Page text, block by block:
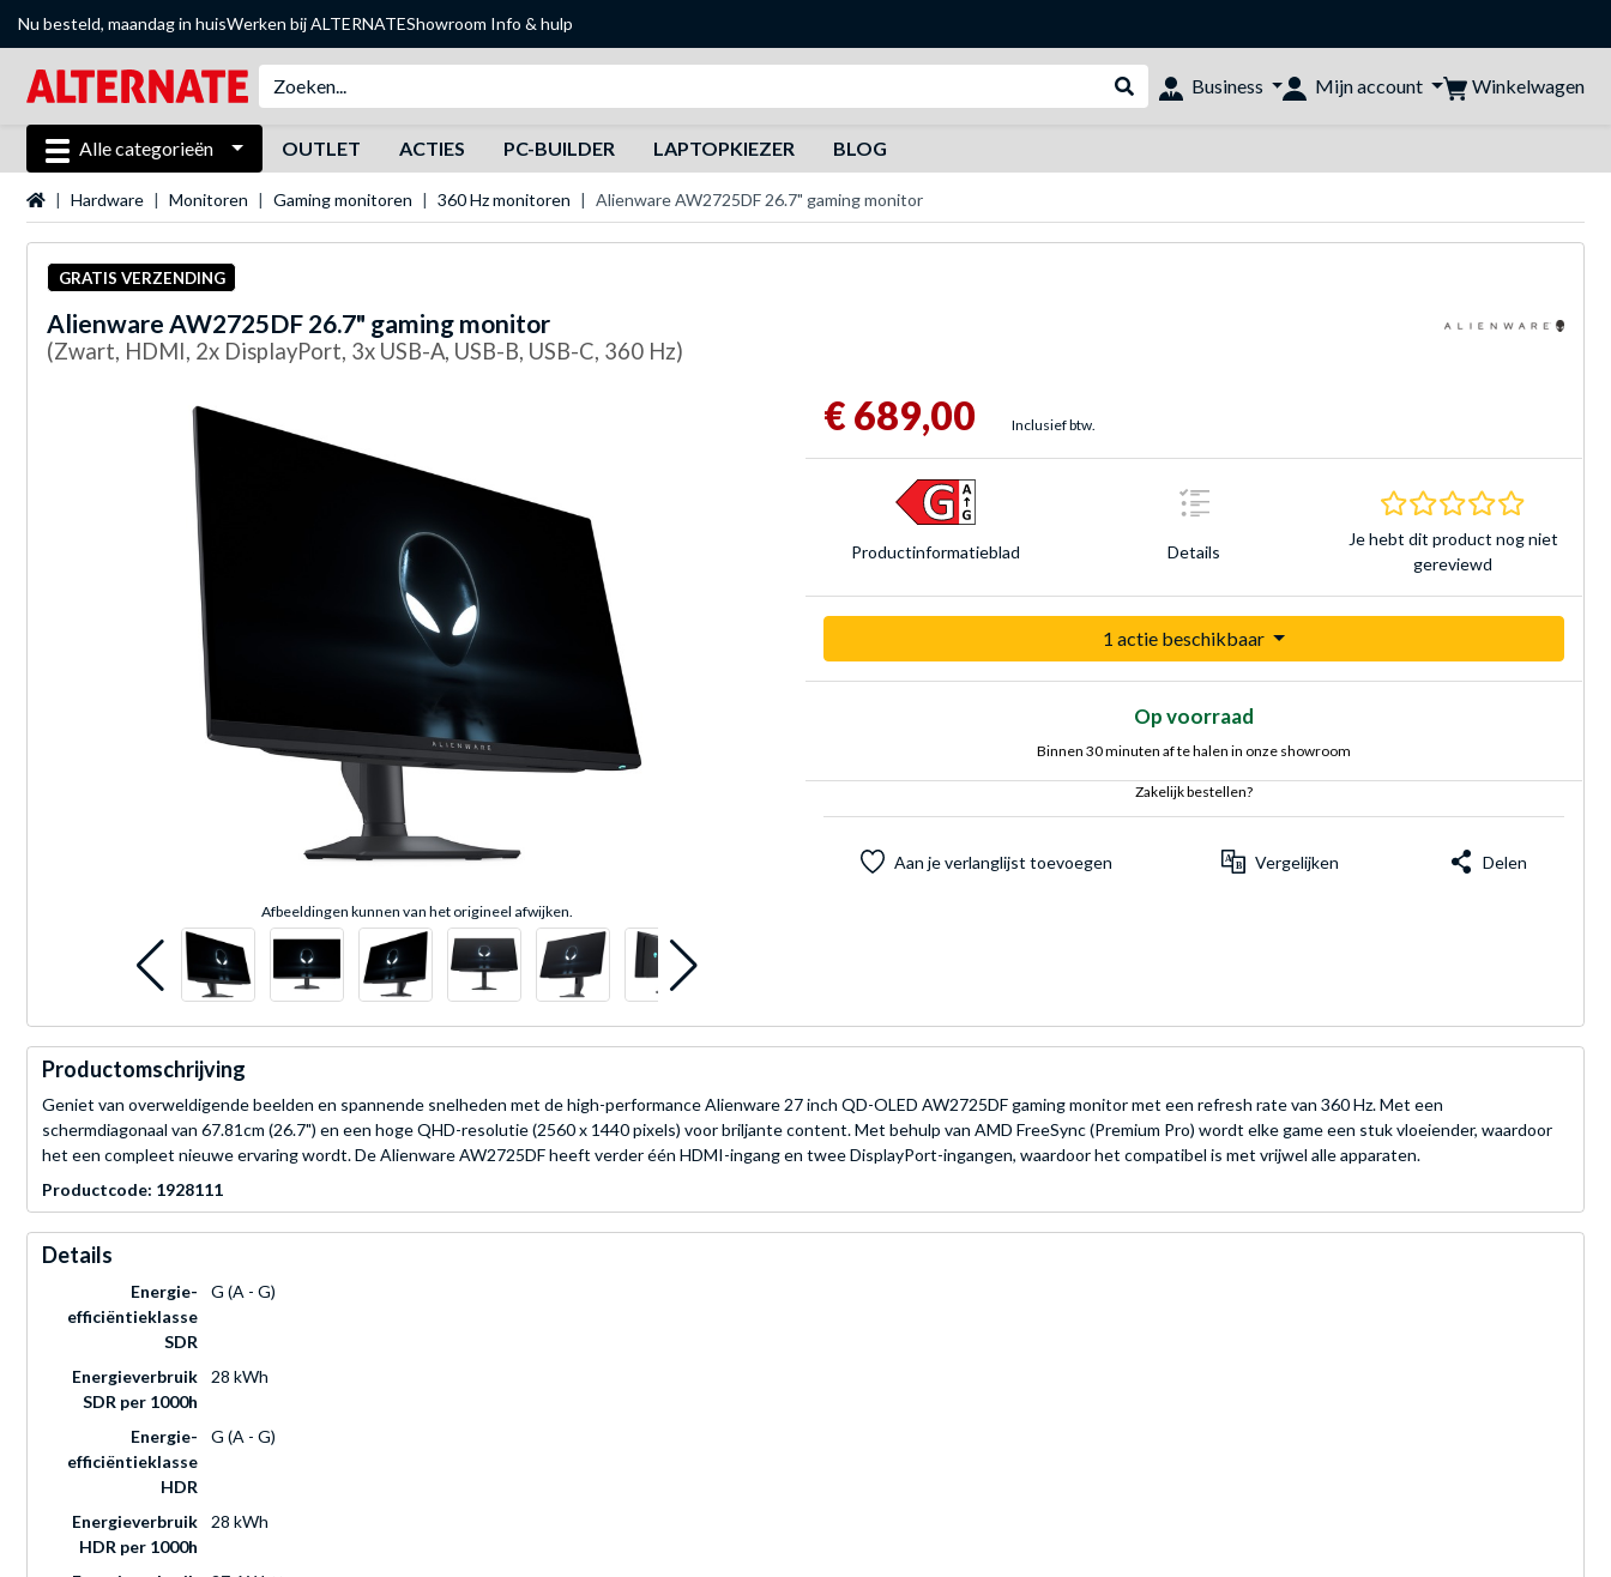
Nu besteld, maandag in huisWerken bij ALTERNATEShowroom Info & hulp
Webshop doorzoeken
Business Mijn account Winkelwagen
Alle categorieën OUTLET ACTIES PC-BUILDER LAPTOPKIEZER BLOG
Startpagina
Hardware Monitoren Gaming monitoren 360 Hz monitoren Alienware AW2725DF 26.7" gaming monitor
GRATIS VERZENDING
Alienware AW2725DF 26.7" gaming monitor
(Zwart, HDMI, 2x DisplayPort, 3x USB-A, USB-B, USB-C, 360 Hz)
Afbeeldingen kunnen van het origineel afwijken.
€ 689,00 Inclusief btw.
Product­informatieblad Details
0.0 sterren
Je hebt dit product nog niet
gereviewd
1 actie beschikbaar
Op voorraad
Binnen 30 minuten af te halen in onze showroom
Zakelijk bestellen?
Aan je verlanglijst toevoegen Vergelijken Delen
Productomschrijving
Geniet van overweldigende beelden en spannende snelheden met de high-performance Alienware 27 inch QD-OLED AW2725DF gaming monitor met een refresh rate van 360 Hz. Met een
schermdiagonaal van 67.81cm (26.7") en een hoge QHD-resolutie (2560 x 1440 pixels) voor briljante content. Met behulp van AMD FreeSync (Premium Pro) wordt elke game een stuk vloeiender, waardoor
het een compleet nieuwe ervaring wordt. De Alienware AW2725DF heeft verder één HDMI-ingang en twee DisplayPort-ingangen, waardoor het compatibel is met vrijwel alle apparaten.
Productcode: 1928111
Details
Energie-
efficiëntieklasse
SDR
G (A - G)
Energieverbruik
SDR per 1000h
28 kWh
Energie-
efficiëntieklasse
HDR
G (A - G)
Energieverbruik
HDR per 1000h
28 kWh